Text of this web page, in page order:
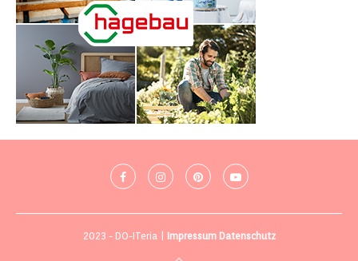
2023 - DO-ITeria | Impressum Datenschutz